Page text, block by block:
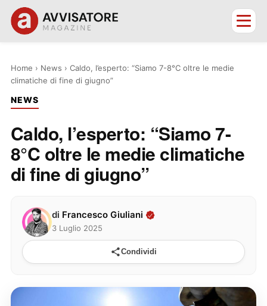
Home › News › Caldo, l’esperto: “Siamo 7-8°C oltre le medie
climatiche di fine di giugno”
NEWS
Caldo, l’esperto: “Siamo 7-
8°C oltre le medie climatiche
di fine di giugno”
di Francesco Giuliani
3 Luglio 2025
Condividi